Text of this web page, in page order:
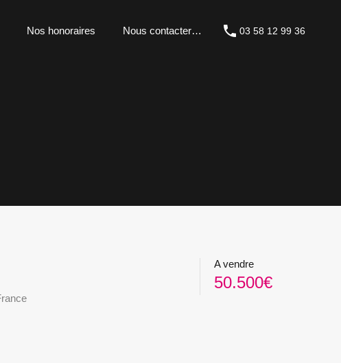
Nos honoraires Nous contacter… 03 58 12 99 36
A vendre
50.500€